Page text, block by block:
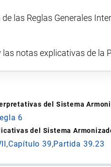
las Reglas Generales
las notas explicativas de la
del Sistema
6
del Sistema
Capítulo 39 Partida 39.23